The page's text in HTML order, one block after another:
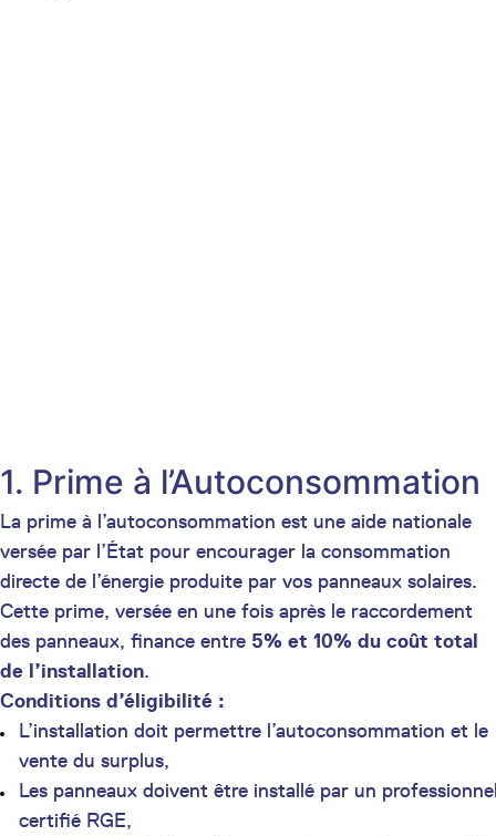
1. Prime à l’Autoconsommation
La prime à l’autoconsommation est une aide nationale
versée par l’État pour encourager la consommation
directe de l’énergie produite par vos panneaux solaires.
Cette prime, versée en une fois après le raccordement
des panneaux, finance entre 5% et 10% du coût total
de l’installation.
Conditions d’éligibilité :
L’installation doit permettre l’autoconsommation et le
vente du surplus,
Les panneaux doivent être installé par un
certifié RGE,